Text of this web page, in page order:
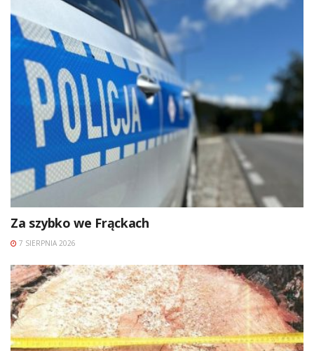
Za szybko we Frąckach
7 SIERPNIA 2026